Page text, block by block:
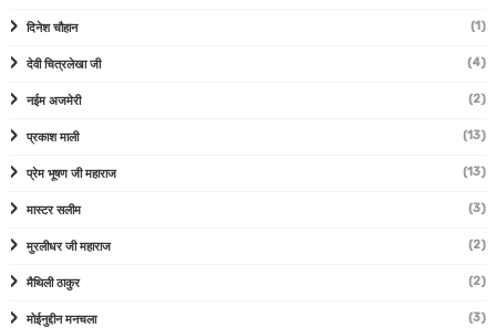
दिनेश चौहान (1)
देवी चित्रलेखा जी (4)
नईम अजमेरी (2)
प्रकाश माली (13)
प्रेम भूषण जी महाराज (13)
मास्टर सलीम (3)
मुरलीधर जी महाराज (2)
मैथिली ठाकुर (2)
मोईनुद्दीन मनचला (3)